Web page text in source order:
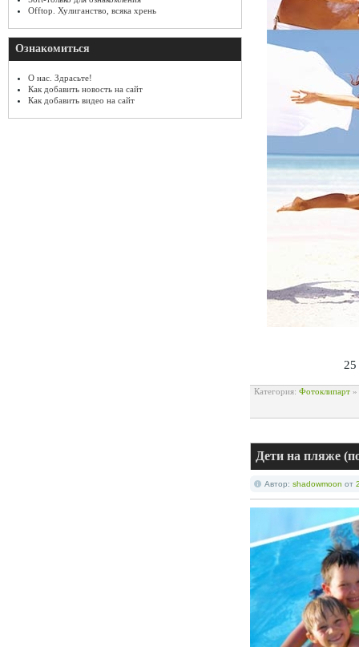
Offtop. Хулиганство, всяка хрень
Ознакомиться
О нас. Здрасьте!
Как добавить новость на сайт
Как добавить видео на сайт
Категория: Фотоклипарт »
Дети на пляже
Автор: shadowmoon от